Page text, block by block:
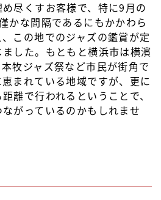
尽くすお客様で、特に9月の
かな間隔であるにもかかわら
この地でのジャズの鑑賞が定
した。もともと横浜市は横濱
牧ジャズ祭など市民が街角で
まれている地域ですが、更に
離で行われるということで、
がっているのかもしれませ